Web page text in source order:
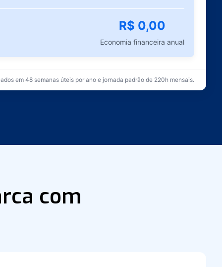
R$ 0,00
Economia financeira anual
em 48 semanas úteis por ano e jornada padrão de 220h mensais.
com